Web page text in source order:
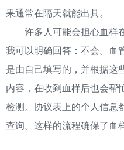
果通常在隔天就能出具。
许多人可能会担心血样
我可以明确回答：不会。血
是由自己填写的，并根据这
内容，在收到血样后也会帮
检测。协议表上的个人信息
查询。这样的流程确保了血